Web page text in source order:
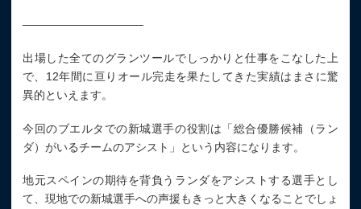
───────────────
出場した全てのグランツールでしっかりと仕事をこなした上
で、12年間に亘りオール完走を果たしてきた実績はまさに驚
異的といえます。
今回のブエルタでの新城選手の役割は「総合優勝候補（ラン
ダ）がいるチームのアシスト」という内容になります。
地元スペインの期待を背負うランダをアシストする選手とし
て、現地での新城選手への声援もきっと大きくなることでしょ